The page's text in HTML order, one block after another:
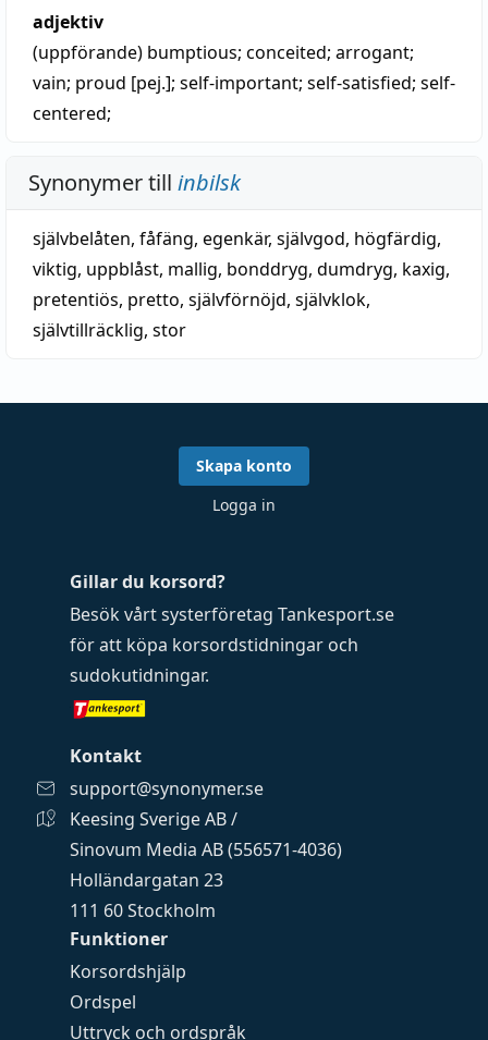
adjektiv
(uppförande) bumptious; conceited; arrogant;
vain; proud [pej.]; self-important; self-satisfied; self-
centered;
Synonymer till inbilsk
självbelåten, fåfäng, egenkär, självgod, högfärdig,
viktig, uppblåst, mallig, bonddryg, dumdryg, kaxig,
pretentiös, pretto, självförnöjd, självklok,
självtillräcklig, stor
Funktioner
Korsordshjälp
Ordspel
Uttryck och ordspråk
Gillar du korsord?
Besök vårt systerföretag Tankesport.se
för att köpa korsordstidningar och
sudokutidningar.
Kontakt
support@synonymer.se
Keesing Sverige AB /
Sinovum Media AB (556571-4036)
Holländargatan 23
111 60 Stockholm
Skapa konto
Logga in